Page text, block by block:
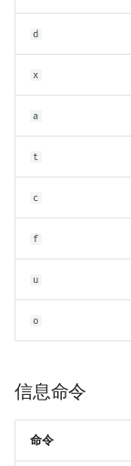
d
x
a
t
c
f
u
o
信息命令
命令